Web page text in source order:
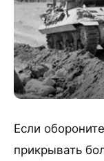
Если
прикрывать